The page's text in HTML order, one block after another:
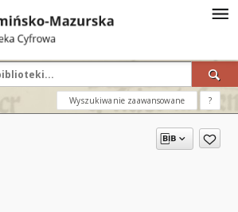
Wyszukiwanie zaawansowane ?